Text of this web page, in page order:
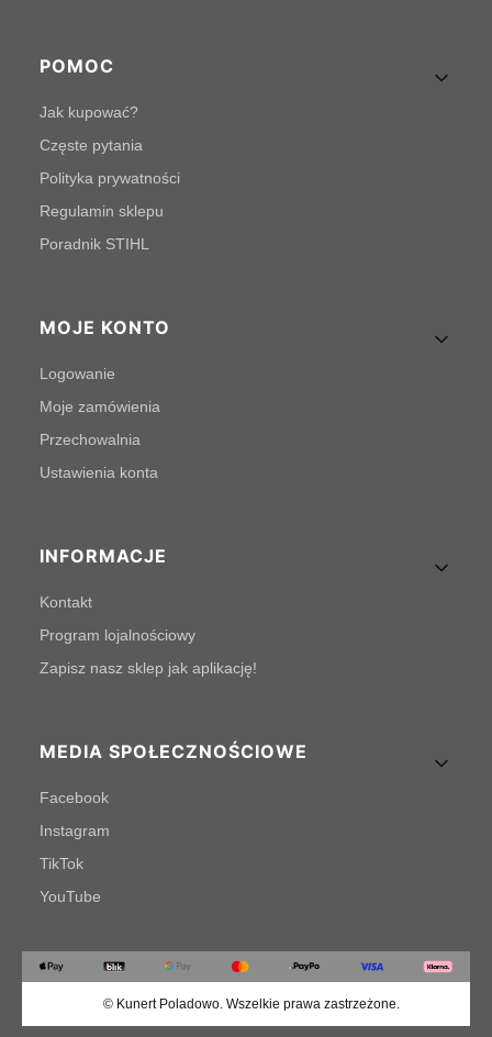
POMOC
Jak kupować?
Częste pytania
Polityka prywatności
Regulamin sklepu
Poradnik STIHL
MOJE KONTO
Logowanie
Moje zamówienia
Przechowalnia
Ustawienia konta
INFORMACJE
Kontakt
Program lojalnościowy
Zapisz nasz sklep jak aplikację!
MEDIA SPOŁECZNOŚCIOWE
Facebook
Instagram
TikTok
YouTube
© Kunert Poladowo. Wszelkie prawa zastrzeżone.